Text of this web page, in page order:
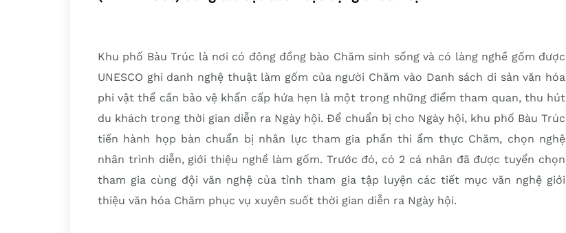
Khu phố Bàu Trúc là nơi có đông đồng bào Chăm sinh sống và có làng nghề gốm được
UNESCO ghi danh nghệ thuật làm gốm của người Chăm vào Danh sách di sản văn hóa
phi vật thể cần bảo vệ khẩn cấp hứa hẹn là một trong những điểm tham quan, thu hút
du khách trong thời gian diễn ra Ngày hội. Để chuẩn bị cho Ngày hội, khu phố Bàu Trúc
tiến hành họp bàn chuẩn bị nhân lực tham gia phần thi ẩm thực Chăm, chọn nghệ
nhân trình diễn, giới thiệu nghề làm gốm. Trước đó, có 2 cá nhân đã được tuyển chọn
tham gia cùng đội văn nghệ của tỉnh tham gia tập luyện các tiết mục văn nghệ giới
thiệu văn hóa Chăm phục vụ xuyên suốt thời gian diễn ra Ngày hội.